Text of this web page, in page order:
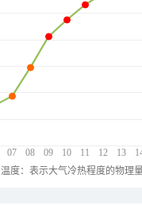
07 08 09 10 11 12 13
温度：表示大气冷热程度的物理